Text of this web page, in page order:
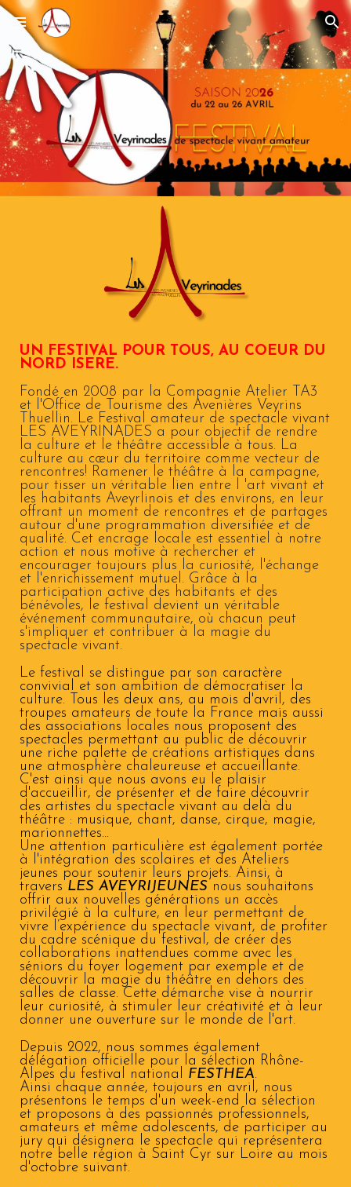
Skip to main content Skip to navigation
UN FESTIVAL POUR TOUS, AU COEUR DU
NORD ISERE.
Fondé en 2008 par la Compagnie Atelier TA3
et l'Office de Tourisme des Avenières Veyrins
Thuellin. Le Festival amateur de spectacle vivant
LES AVEYRINADES a pour objectif de rendre
la culture et le théâtre accessible à tous. La
culture au cœur du territoire comme vecteur de
rencontres! Ramener le théâtre à la campagne,
pour tisser un véritable lien entre l 'art vivant et
les habitants Aveyrlinois et des environs, en leur
offrant un moment de rencontres et de partages
autour d'une programmation diversifiée et de
qualité. Cet encrage locale est essentiel à notre
action et nous motive à rechercher et
encourager toujours plus la curiosité, l'échange
et l'enrichissement mutuel. Grâce à la
participation active des habitants et des
bénévoles, le festival devient un véritable
événement communautaire, où chacun peut
s'impliquer et contribuer à la magie du
spectacle vivant.
Le festival se distingue par son caractère
convivial et son ambition de démocratiser la
culture. Tous les deux ans, au mois d'avril, des
troupes amateurs de toute la France mais aussi
des associations locales nous proposent des
spectacles permettant au public de découvrir
une riche palette de créations artistiques dans
une atmosphère chaleureuse et accueillante.
C'est ainsi que nous avons eu le plaisir
d'accueillir, de présenter et de faire découvrir
des artistes du spectacle vivant au delà du
théâtre : musique, chant, danse, cirque, magie,
marionnettes...
Une attention particulière est également portée
à l'intégration des scolaires et des Ateliers
jeunes pour soutenir leurs projets. Ainsi, à
travers LES AVEYRIJEUNES nous souhaitons
offrir aux nouvelles générations un accès
privilégié à la culture, en leur permettant de
vivre l’expérience du spectacle vivant, de profiter
du cadre scénique du festival, de créer des
collaborations inattendues comme avec les
séniors du foyer logement par exemple et de
découvrir la magie du théâtre en dehors des
salles de classe. Cette démarche vise à nourrir
leur curiosité, à stimuler leur créativité et à leur
donner une ouverture sur le monde de l'art.
Depuis 2022, nous sommes également
délégation officielle pour la sélection Rhône-
Alpes du festival national FESTHEA.
Ainsi chaque année, toujours en avril, nous
présentons le temps d'un week-end la sélection
et proposons à des passionnés professionnels,
amateurs et même adolescents, de participer au
jury qui désignera le spectacle qui représentera
notre belle région à Saint Cyr sur Loire au mois
d'octobre suivant.